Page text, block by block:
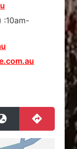
:10am-